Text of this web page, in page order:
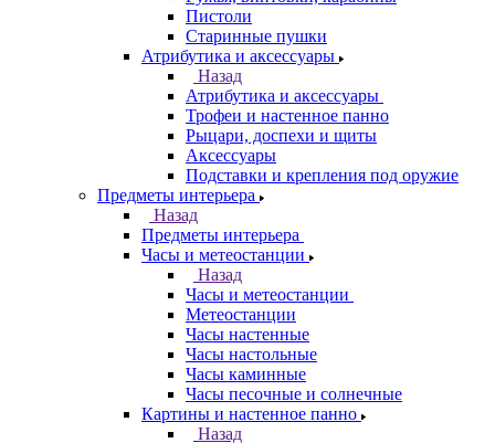
Пистоли
Старинные пушки
Атрибутика и аксессуары
Назад
Атрибутика и аксессуары
Трофеи и настенное панно
Рыцари, доспехи и щиты
Аксессуары
Подставки и крепления под оружие
Предметы интерьера
Назад
Предметы интерьера
Часы и метеостанции
Назад
Часы и метеостанции
Метеостанции
Часы настенные
Часы настольные
Часы каминные
Часы песочные и солнечные
Картины и настенное панно
Назад